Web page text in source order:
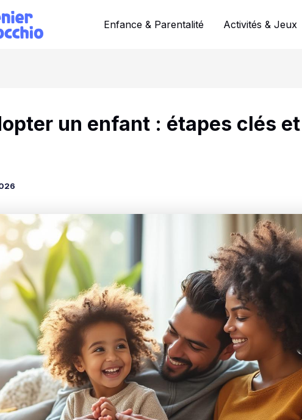
Enfance & Parentalité Activités & Jeux
un enfant : étapes clés